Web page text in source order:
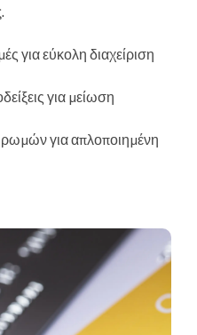
για εύκολη διαχείριση
για μείωση
για απλοποιημένη